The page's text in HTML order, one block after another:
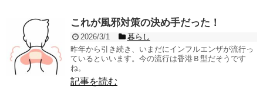
これが風邪対策の決め手だった！
2026/3/1
暮らし
昨年から引き続き、いまだにインフルエンザが流行っ
ているといいます。今の流行は香港Ｂ型だそうです
ね。
記事を読む